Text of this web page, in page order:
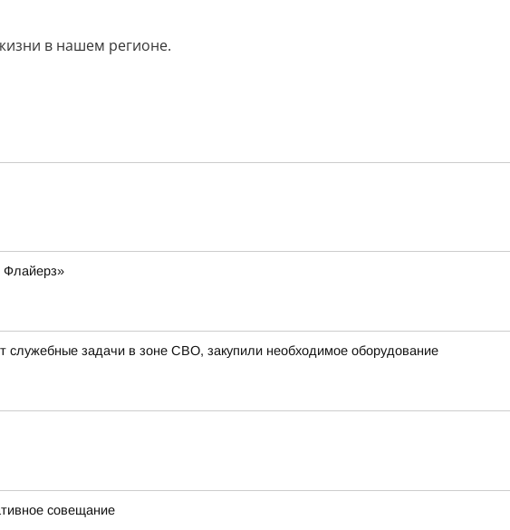
в нашем регионе.
Флайерз»
задачи в зоне СВО, закупили необходимое оборудование
совещание